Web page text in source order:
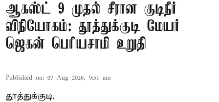
ஆகஸ்ட் 9 முதல் சீரான குடிநீர்
விநியோகம்: தூத்துக்குடி மேயர்
ஜெகன் பெரியசாமி உறுதி
Published on: 07 Aug 2026, 9:51 am
தூத்துக்குடி,